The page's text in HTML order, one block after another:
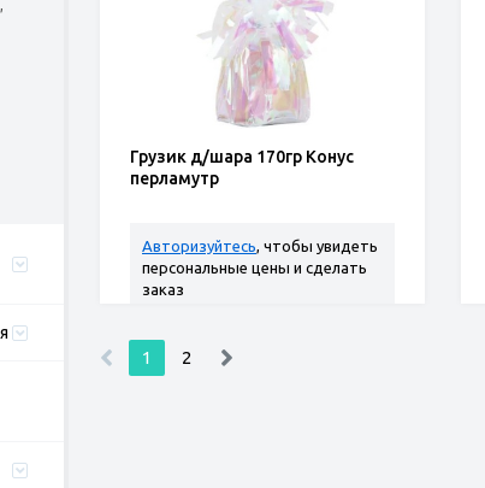
Грузик д/шара 170гр Конус
перламутр
Авторизуйтесь, чтобы увидеть
персональные цены и сделать
заказ
1 2